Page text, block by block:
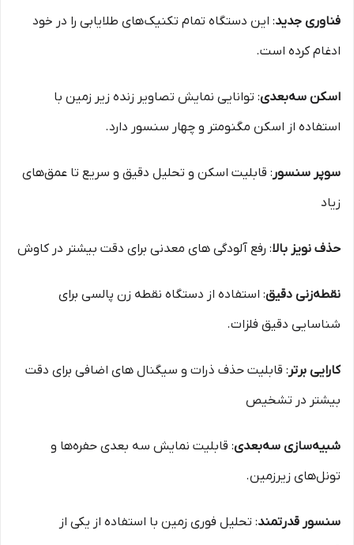
فناوری جدید: این دستگاه تمام تکنیک‌های طلایابی را در خود
ادغام کرده است.
اسکن سه‌بعدی: توانایی نمایش تصاویر زنده زیر زمین با
استفاده از اسکن مگنومتر و چهار سنسور دارد.
سوپر سنسور : قابلیت اسکن و تحلیل دقیق و سریع تا عمق‌های
زیاد
حذف نویز بالا: رفع آلودگی‌ های معدنی برای دقت بیشتر در کاوش
نقطه‌زنی دقیق: استفاده از دستگاه نقطه‌ زن پالسی برای
شناسایی دقیق فلزات.
کارایی برتر : قابلیت حذف ذرات و سیگنال‌ های اضافی برای دقت
بیشتر در تشخیص
شبیه‌سازی سه‌بعدی: قابلیت نمایش سه‌ بعدی حفره‌ها و
تونل‌های زیرزمین.
سنسور قدرتمند: تحلیل فوری زمین با استفاده از یکی از